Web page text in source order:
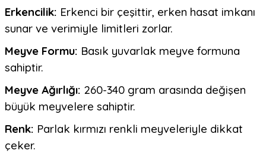
Erkencilik: Erkenci bir çeşittir, erken hasat imkanı
sunar ve verimiyle limitleri zorlar.
Meyve Formu: Basık yuvarlak meyve formuna
sahiptir.
Meyve Ağırlığı: 260-340 gram arasında değişen
büyük meyvelere sahiptir.
Renk: Parlak kırmızı renkli meyveleriyle dikkat
çeker.